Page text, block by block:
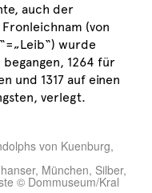
auch der
(von
wurde
1264 für
und 1317 auf einen
verlegt.
von Kuenburg,
München, Silber,
© Dommuseum/Kral